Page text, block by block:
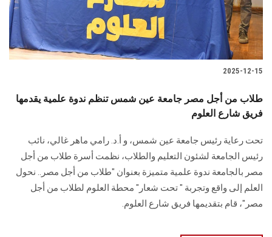
2025-12-15
طلاب من أجل مصر جامعة عين شمس تنظم ندوة علمية يقدمها
فريق شارع العلوم
تحت رعاية رئيس جامعة عين شمس، و أ.د. رامي ماهر غالي، نائب
رئيس الجامعة لشئون التعليم والطلاب، نظمت أسرة طلاب من أجل
مصر بالجامعة ندوة علمية متميزة بعنوان "طلاب من أجل مصر.. نحول
العلم إلى واقع وتجربة " تحت شعار" محطة العلوم لطلاب من أجل
مصر"، قام بتقديمها فريق شارع العلوم.